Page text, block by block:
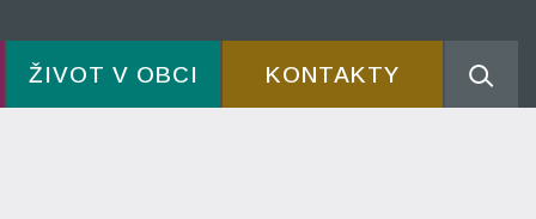
ŽIVOT V OBCI KONTAKTY